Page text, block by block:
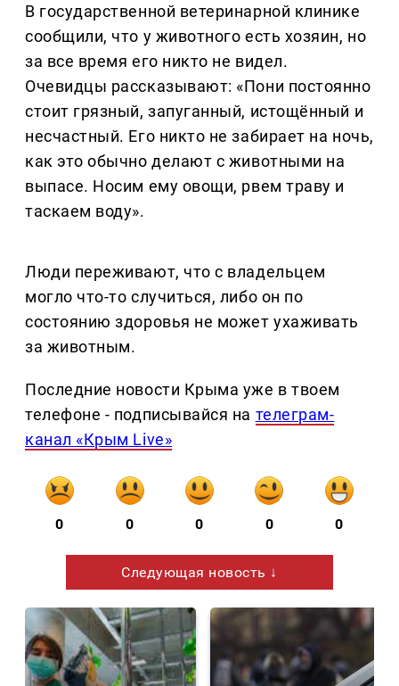
В государственной ветеринарной клинике
сообщили, что у животного есть хозяин, но
за все время его никто не видел.
Очевидцы рассказывают: «Пони постоянно
стоит грязный, запуганный, истощённый и
несчастный. Его никто не забирает на ночь,
как это обычно делают с животными на
выпасе. Носим ему овощи, рвем траву и
таскаем воду».
Люди переживают, что с владельцем
могло что-то случиться, либо он по
состоянию здоровья не может ухаживать
за животным.
Последние новости Крыма уже в твоем
телефоне - подписывайся на телеграм-
канал «Крым Live»
0 0 0 0 0
Следующая новость ↓